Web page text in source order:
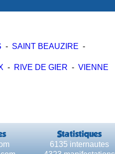
- SAINT BEAUZIRE -
- RIVE DE GIER - VIENNE
Statistiques
6135 internautes